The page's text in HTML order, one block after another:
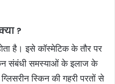
?
है। इसे कॉस्मेटिक के तौर पर
संबंधी समस्याओं के इलाज के
स्किन की गहरी परतों से